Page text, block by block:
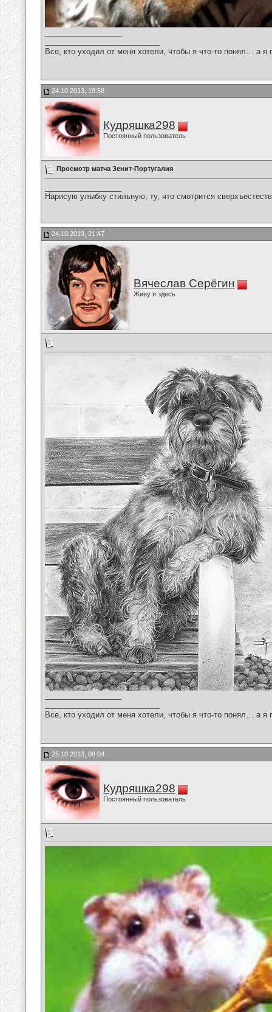
Все, кто уходил от меня хотели, чтобы я что-то понял… а
24.10.2013, 19:58
Кудряшка298
Постоянный пользователь
Просмотр матча Зенит-Португалия
Нарисую улыбку стильную, ту, что смотрится
24.10.2013, 21:47
Вячеслав Серёгин
Живу я здесь
Все, кто уходил от меня хотели, чтобы я что-то понял… а
25.10.2013, 08:04
Кудряшка298
Постоянный пользователь